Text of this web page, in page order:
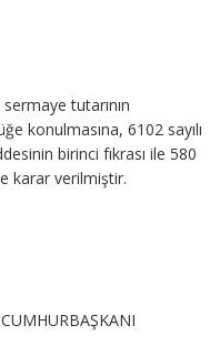
tutarının
konulmasına, 6102 sayılı
birinci fıkrası ile 580
karar verilmiştir.